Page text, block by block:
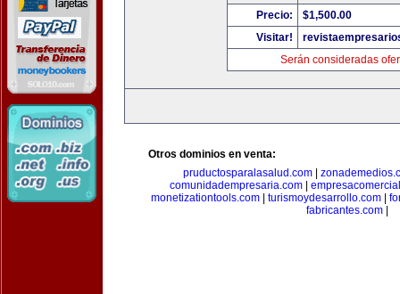
Precio:
$1,500.00
Visitar!
Serán consideradas
Otros dominios en venta:
pruductosparalasalud.com|
comunidadempresaria.com
monetizationtools.com| turismoydesarrollo.com|
fabricantes.com